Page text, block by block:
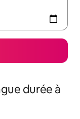
durée à